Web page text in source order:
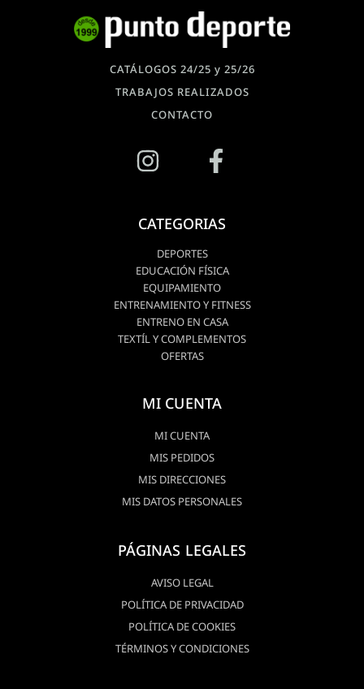
CATÁLOGOS 24/25 y 25/26
TRABAJOS REALIZADOS
CONTACTO
CATEGORIAS
DEPORTES
EDUCACIÓN FÍSICA
EQUIPAMIENTO
ENTRENAMIENTO Y FITNESS
ENTRENO EN CASA
TEXTÍL Y COMPLEMENTOS
OFERTAS
MI CUENTA
MI CUENTA
MIS PEDIDOS
MIS DIRECCIONES
MIS DATOS PERSONALES
PÁGINAS LEGALES
AVISO LEGAL
POLÍTICA DE PRIVACIDAD
POLÍTICA DE COOKIES
TÉRMINOS Y CONDICIONES